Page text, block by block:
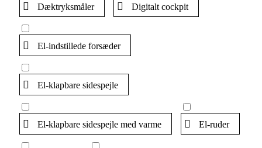
Dæktryksmåler Digitalt cockpit
El-indstillede forsæder
El-klapbare sidespejle
El-klapbare sidespejle med varme El-ruder